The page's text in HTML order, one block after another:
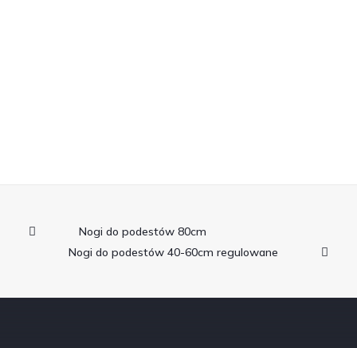
Nogi do podestów 80cm
Nogi do podestów 40-60cm regulowane